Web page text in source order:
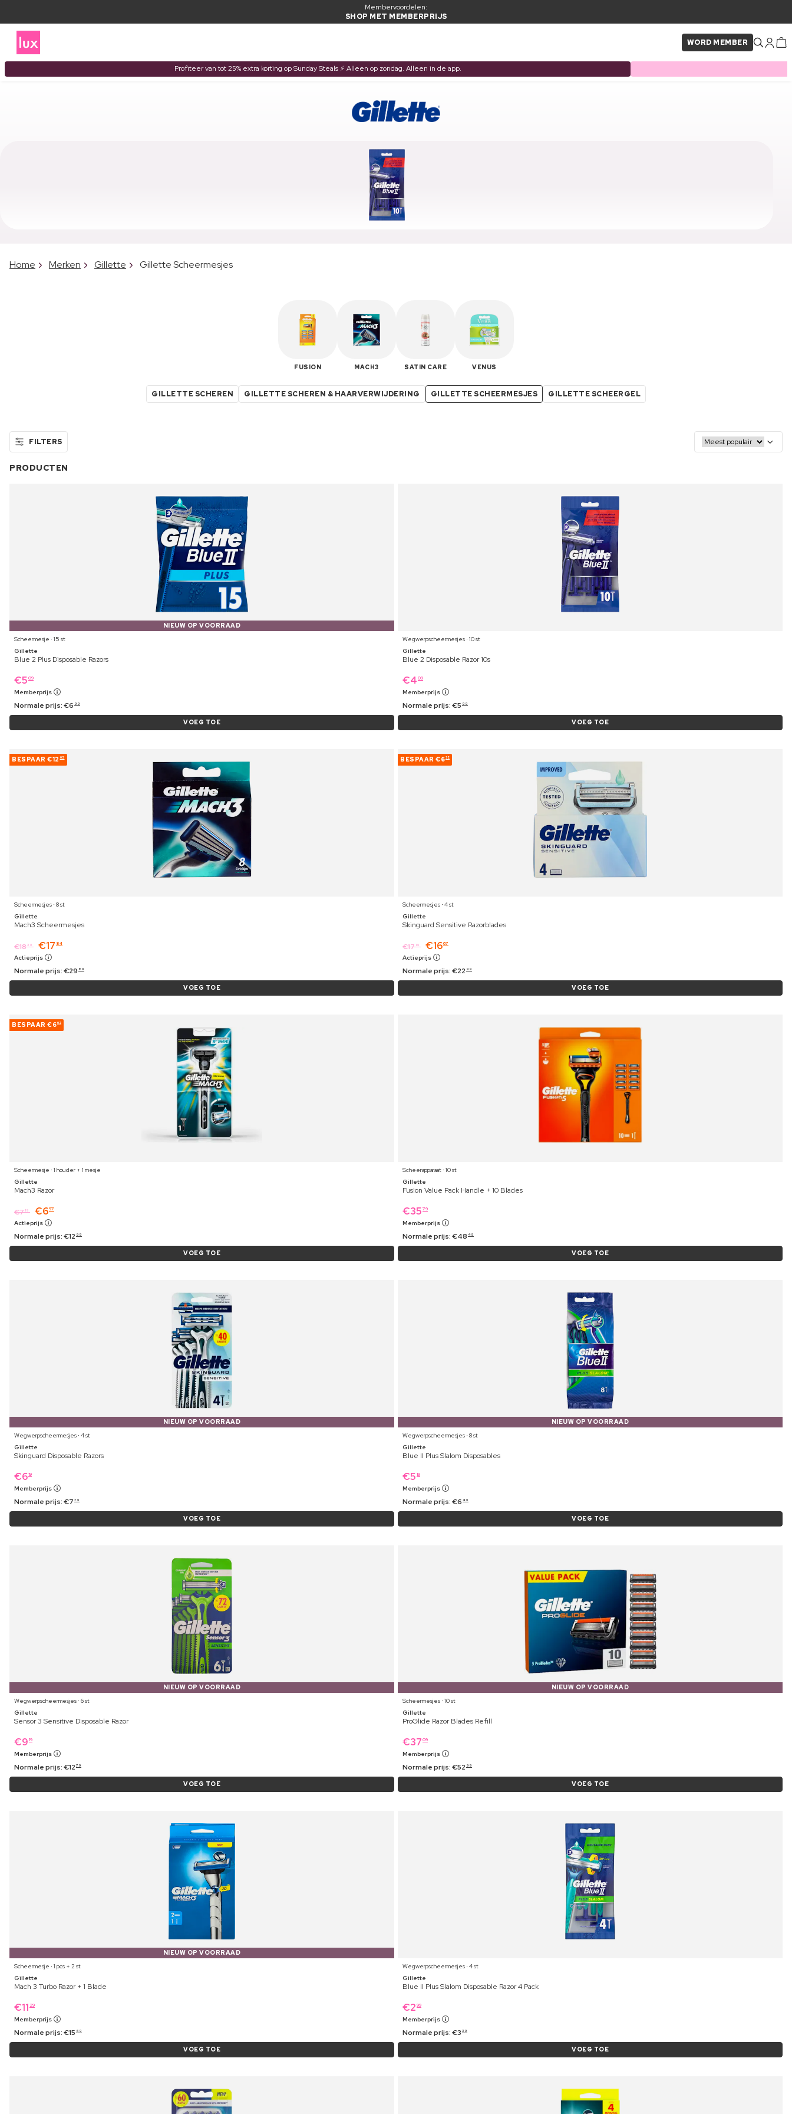
Membervoordelen:
SHOP MET MEMBERPRIJS
WORD MEMBER
Profiteer van tot 25% extra korting op Sunday Steals ⚡ Alleen op zondag. Alleen in de app.
Home Merken Gillette Gillette Scheermesjes
FUSION MACH3 SATIN CARE VENUS
GILLETTE SCHEREN GILLETTE SCHEREN & HAARVERWIJDERING GILLETTE SCHEERMESJES GILLETTE SCHEERGEL
FILTERS
PRODUCTEN
NIEUW OP VOORRAAD
Scheermesje ⋅ 15 st
Gillette
Blue 2 Plus Disposable Razors
€5 09
Memberprijs
Normale prijs:€6 99
VOEG TOE
Wegwerpscheermesjes ⋅ 10 st
Gillette
Blue 2 Disposable Razor 10s
€4 09
Memberprijs
Normale prijs:€5 99
VOEG TOE
BESPAAR €12 05
Scheermesjes ⋅ 8 st
Gillette
Mach3 Scheermesjes
€1839 €17 84
Actieprijs
Normale prijs:€29 89
VOEG TOE
BESPAAR €632
Scheermesjes ⋅ 4 st
Gillette
Skinguard Sensitive Razorblades
€1719 €1667
Actieprijs
Normale prijs:€22 99
VOEG TOE
BESPAAR €602
Scheermesje ⋅ 1 houder + 1 mesje
Gillette
Mach3 Razor
€719 €697
Actieprijs
Normale prijs:€12 99
VOEG TOE
Scheerapparaat ⋅ 10 st
Gillette
Fusion Value Pack Handle + 10 Blades
€35 79
Memberprijs
Normale prijs:€48 49
VOEG TOE
NIEUW OP VOORRAAD
Wegwerpscheermesjes ⋅ 4 st
Gillette
Skinguard Disposable Razors
€619
Memberprijs
Normale prijs:€7 79
VOEG TOE
NIEUW OP VOORRAAD
Wegwerpscheermesjes ⋅ 8 st
Gillette
Blue II Plus Slalom Disposables
€5 19
Memberprijs
Normale prijs:€6 49
VOEG TOE
NIEUW OP VOORRAAD
Wegwerpscheermesjes ⋅ 6 st
Gillette
Sensor 3 Sensitive Disposable Razor
€9 19
Memberprijs
Normale prijs:€12 79
VOEG TOE
NIEUW OP VOORRAAD
Scheermesjes ⋅ 10 st
Gillette
ProGlide Razor Blades Refill
€37 09
Memberprijs
Normale prijs:€52 99
VOEG TOE
NIEUW OP VOORRAAD
Scheermesje ⋅ 1 pcs + 2 st
Gillette
Mach 3 Turbo Razor + 1 Blade
€11 29
Memberprijs
Normale prijs:€15 69
VOEG TOE
Wegwerpscheermesjes ⋅ 4 st
Gillette
Blue II Plus Slalom Disposable Razor 4 Pack
€2 99
Memberprijs
Normale prijs:€3 39
VOEG TOE